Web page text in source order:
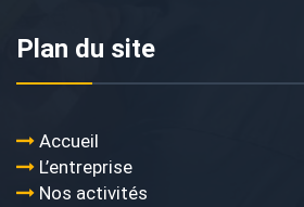
Plan du site
Accueil
L’entreprise
Nos activités